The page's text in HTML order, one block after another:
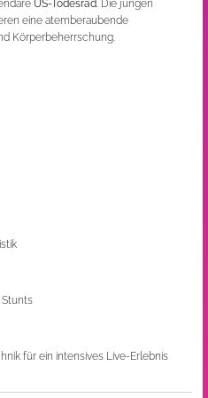
US-Todesrad . Die jungen
eine atemberaubende
Körperbeherrschung.
für ein intensives Live-Erlebnis